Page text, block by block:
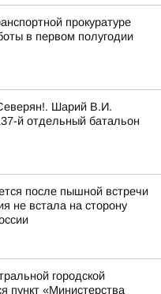
прокуратуре
в первом полугодии
Шарий В.И.
й отдельный батальон
после пышной встречи
не встала на сторону
городской
пункт «Министерства